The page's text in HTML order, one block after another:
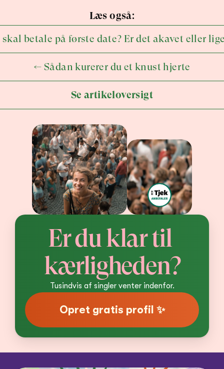
Læs også:
skal betale på første date? Er det akavet eller
← Sådan kurerer du et knust hjerte
Se artikeloversigt
Er du klar til
kærligheden?
Tusindvis af singler venter indenfor.
Opret gratis profil ✨